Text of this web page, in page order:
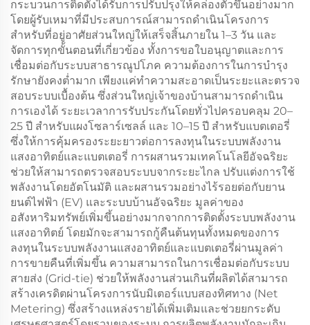
กระบวนการติดตั้งได้รับการปรับปรุงให้คล่องตัวขึ้นอย่างมาก
โดยผู้รับเหมาที่มีประสบการณ์สามารถดำเนินโครงการ
สำหรับที่อยู่อาศัยส่วนใหญ่ให้เสร็จสิ้นภายใน 1–3 วัน และ
จัดการทุกขั้นตอนที่เกี่ยวข้อง ทั้งการขอใบอนุญาตและการ
เชื่อมต่อกับระบบสาธารณูปโภค ความต้องการในการบำรุง
รักษายังคงต่ำมาก เพียงแค่ทำความสะอาดเป็นระยะและตรวจ
สอบระบบเบื้องต้น ซึ่งส่วนใหญ่เจ้าของบ้านสามารถดำเนิน
การเองได้ ระยะเวลาการรับประกันโดยทั่วไปครอบคลุม 20–
25 ปี สำหรับแผงโซลาร์เซลล์ และ 10–15 ปี สำหรับแบตเตอรี่
ซึ่งให้การคุ้มครองระยะยาวต่อการลงทุนในระบบพลังงาน
แสงอาทิตย์และแบตเตอรี่ การผสานรวมเทคโนโลยีอัจฉริยะ
ช่วยให้สามารถตรวจสอบระบบจากระยะไกล ปรับแต่งการใช้
พลังงานโดยอัตโนมัติ และผสานรวมอย่างไร้รอยต่อกับยาน
ยนต์ไฟฟ้า (EV) และระบบบ้านอัจฉริยะ มูลค่าของ
อสังหาริมทรัพย์เพิ่มขึ้นอย่างมากจากการติดตั้งระบบพลังงาน
แสงอาทิตย์ โดยมักจะสามารถกู้คืนต้นทุนทั้งหมดของการ
ลงทุนในระบบพลังงานแสงอาทิตย์และแบตเตอรี่ผ่านมูลค่า
การขายคืนที่เพิ่มขึ้น ความสามารถในการเชื่อมต่อกับระบบ
สายส่ง (Grid-tie) ช่วยให้พลังงานส่วนเกินที่ผลิตได้สามารถ
สร้างเครดิตผ่านโครงการนับมิเตอร์แบบสองทิศทาง (Net
Metering) ซึ่งสร้างแหล่งรายได้เพิ่มเติมและช่วยยกระดับ